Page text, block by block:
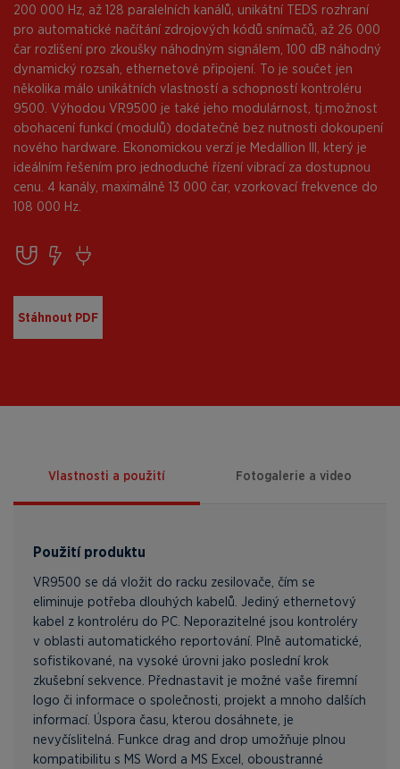
200 000 Hz, až 128 paralelních kanálů, unikátní TEDS rozhraní
pro automatické načítání zdrojových kódů snímačů, až 26 000
čar rozlišení pro zkoušky náhodným signálem, 100 dB náhodný
dynamický rozsah, ethernetové připojení. To je součet jen
několika málo unikátních vlastností a schopností kontroléru
9500. Výhodou VR9500 je také jeho modulárnost, tj.možnost
obohacení funkcí (modulů) dodatečně bez nutnosti dokoupení
nového hardware. Ekonomickou verzí je Medallion III, který je
ideálním řešením pro jednoduché řízení vibrací za dostupnou
cenu. 4 kanály, maximálně 13 000 čar, vzorkovací frekvence do
108 000 Hz.
Stáhnout PDF
Vlastnosti a použití Fotogalerie a video
Použití produktu
VR9500 se dá vložit do racku zesilovače, čím se
eliminuje potřeba dlouhých kabelů. Jediný ethernetový
kabel z kontroléru do PC. Neporazitelné jsou kontroléry
v oblasti automatického reportování. Plně automatické,
sofistikované, na vysoké úrovni jako poslední krok
zkušební sekvence. Přednastavit je možné vaše firemní
logo či informace o společnosti, projekt a mnoho dalších
informací. Úspora času, kterou dosáhnete, je
nevyčíslitelná. Funkce drag and drop umožňuje plnou
kompatibilitu s MS Word a MS Excel, oboustranné